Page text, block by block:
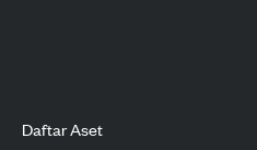
Daftar Aset